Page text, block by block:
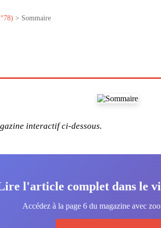
> Sommaire
interactif ci-dessous.
l'article complet dans le
Accédez à la page 6 du magazine avec